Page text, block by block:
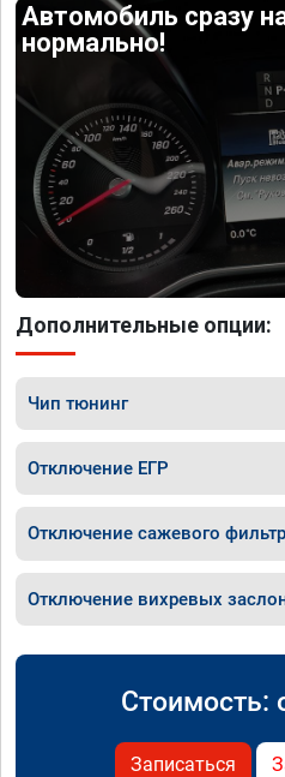
Автомобиль сразу
нормально!
Дополнительные опции:
Чип тюнинг
Отключение ЕГР
Отключение сажевого
Отключение вихревых
Стоимость:
Записаться